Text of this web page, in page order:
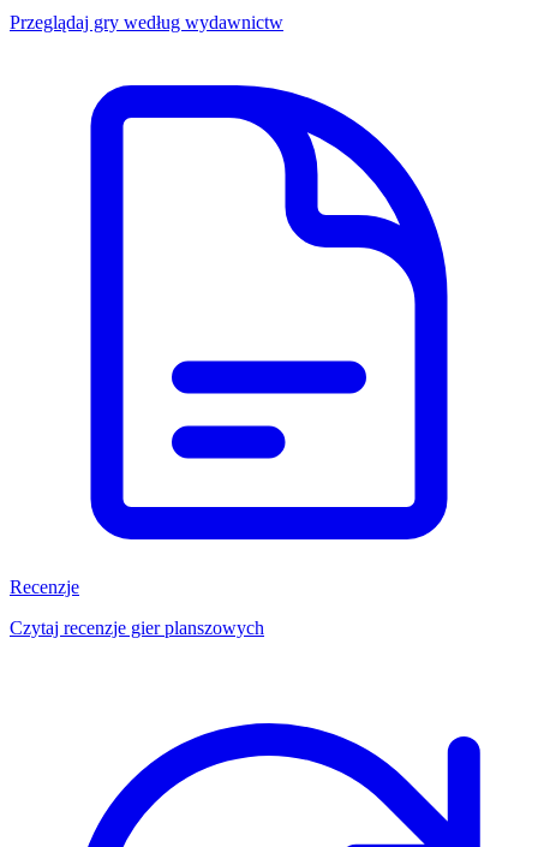
Przeglądaj gry według wydawnictw
Recenzje
Czytaj recenzje gier planszowych